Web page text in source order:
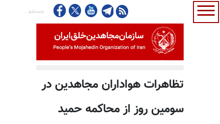
تظاهرات هواداران مجاهدین در
سومین روز از محاکمه حمید